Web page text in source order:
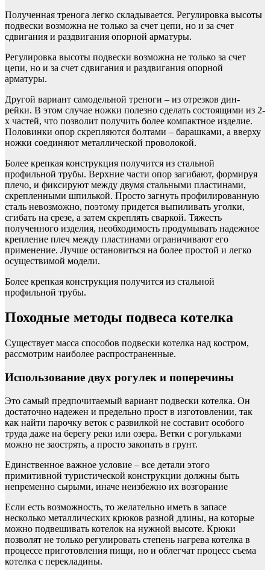
Полученная тренога легко складывается. Регулировка высоты
подвески возможна не только за счет цепи, но и за счет
сдвигания и раздвигания опорной арматуры.
Регулировка высоты подвески возможна не только за счет
цепи, но и за счет сдвигания и раздвигания опорной
арматуры.
Другой вариант самодельной треноги – из отрезков дин-
рейки. В этом случае ножки полезно сделать состоящими из 2-
х частей, что позволит получить более компактное изделие.
Половинки опор скрепляются болтами – барашками, а вверху
ножки соединяют металлической проволокой.
Более крепкая конструкция получится из стальной
профильной трубы. Верхние части опор загибают, формируя
плечо, и фиксируют между двумя стальными пластинами,
скрепленными шпилькой. Просто загнуть профилированную
сталь невозможно, поэтому придется выпиливать уголки,
сгибать на срезе, а затем скреплять сваркой. Тяжесть
полученного изделия, необходимость продумывать надежное
крепление плеч между пластинами ограничивают его
применение. Лучше остановиться на более простой и легко
осуществимой модели.
Более крепкая конструкция получится из стальной
профильной трубы.
Походные методы подвеса котелка
Существует масса способов подвески котелка над костром,
рассмотрим наиболее распространенные.
Использование двух рогулек и поперечины
Это самый предпочитаемый вариант подвески котелка. Он
достаточно надежен и предельно прост в изготовлении, так
как найти парочку веток с развилкой не составит особого
труда даже на берегу реки или озера. Ветки с рогульками
можно не заострять, а просто закопать в грунт.
Единственное важное условие – все детали этого
примитивной туристической конструкции должны быть
непременно сырыми, иначе неизбежно их возгорание
Если есть возможность, то желательно иметь в запасе
несколько металлических крюков разной длины, на которые
можно подвешивать котелок на нужной высоте. Крюки
позволят не только регулировать степень нагрева котелка в
процессе приготовления пищи, но и облегчат процесс съема
котелка с перекладины.